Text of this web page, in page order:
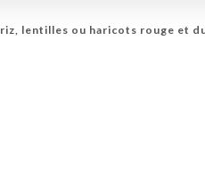
lentilles ou haricots rouge et